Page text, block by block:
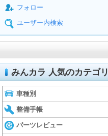
フォロー
ユーザー内検索
みんカラ 人気のカテゴリ
車種別
整備手帳
パーツレビュー